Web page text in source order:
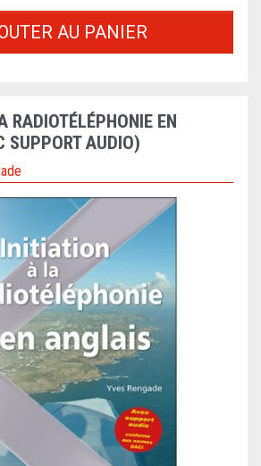
AU PANIER
RADIOTÉLÉPHONIE EN
SUPPORT AUDIO)